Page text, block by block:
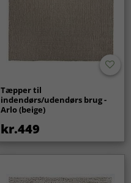
Tæpper til
indendørs/udendørs brug -
Arlo (beige)
kr.449